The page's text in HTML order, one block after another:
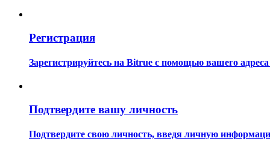
Регистрация
Зарегистрируйтесь на Bitrue с помощью вашего
Подтвердите вашу личность
Подтвердите свою личность, введя личную